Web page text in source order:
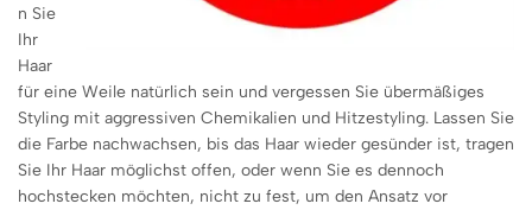
n Sie
Ihr
Haar
für eine Weile natürlich sein und vergessen Sie übermäßiges
Styling mit aggressiven Chemikalien und Hitzestyling. Lassen Sie
die Farbe nachwachsen, bis das Haar wieder gesünder ist, tragen
Sie Ihr Haar möglichst offen, oder wenn Sie es dennoch
hochstecken möchten, nicht zu fest, um den Ansatz vor